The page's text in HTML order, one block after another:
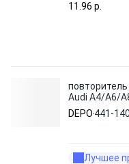
11.96 p.
Audi A4/A6/
DEPO 441-
Лучшее